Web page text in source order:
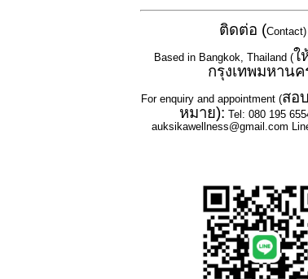
ติดต่อ (Contact)
Based in Bangkok, Thailand (ใ
กรุงเทพมหานค
For enquiry and appointment (สอ
หมาย): Tel: 080 195
auksikawellness@gmail.com